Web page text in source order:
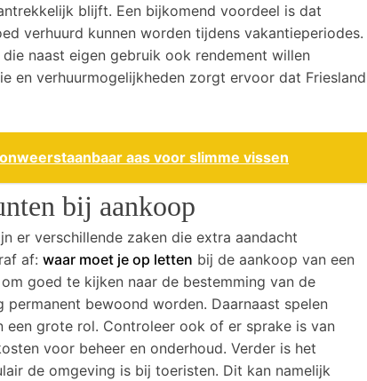
blijft. Een bijkomend voordeel is dat
verhuurd kunnen worden tijdens vakantieperiodes.
naast eigen gebruik ook rendement willen
en verhuurmogelijkheden zorgt ervoor dat Friesland
aas voor slimme vissen
bij aankoop
er verschillende zaken die extra aandacht
af: waar moet je op letten bij de aankoop van een
goed te kijken naar de bestemming van de
bewoond worden. Daarnaast spelen
grote rol. Controleer ook of er sprake is van
voor beheer en onderhoud. Verder is het
de omgeving is bij toeristen. Dit kan namelijk